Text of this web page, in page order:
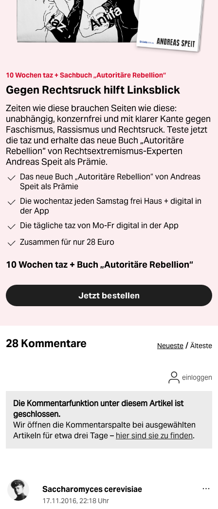
10 Wochen taz + Sachbuch „Autoritäre Rebellion“
Gegen Rechtsruck hilft Linksblick
Zeiten wie diese brauchen Seiten wie diese:
unabhängig, konzernfrei und mit klarer Kante gegen
Faschismus, Rassismus und Rechtsruck. Teste jetzt
die taz und erhalte das neue Buch „Autoritäre
Rebellion“ von Rechtsextremismus-Experten
Andreas Speit als Prämie.
Das neue Buch „Autoritäre Rebellion“ von Andreas
Speit als Prämie
Die wochentaz jeden Samstag frei Haus + digital in
der App
Die tägliche taz von Mo-Fr digital in der App
Zusammen für nur 28 Euro
10 Wochen taz + Buch „Autoritäre Rebellion“
Jetzt bestellen
28 Kommentare Neueste / Älteste
Die Kommentarfunktion unter diesem Artikel ist
geschlossen.
Wir öffnen die Kommentarspalte bei ausgewählten
Artikeln für etwa drei Tage – hier sind sie zu finden.
einloggen
Saccharomyces cerevisiae
17.11.2016, 22:18 Uhr